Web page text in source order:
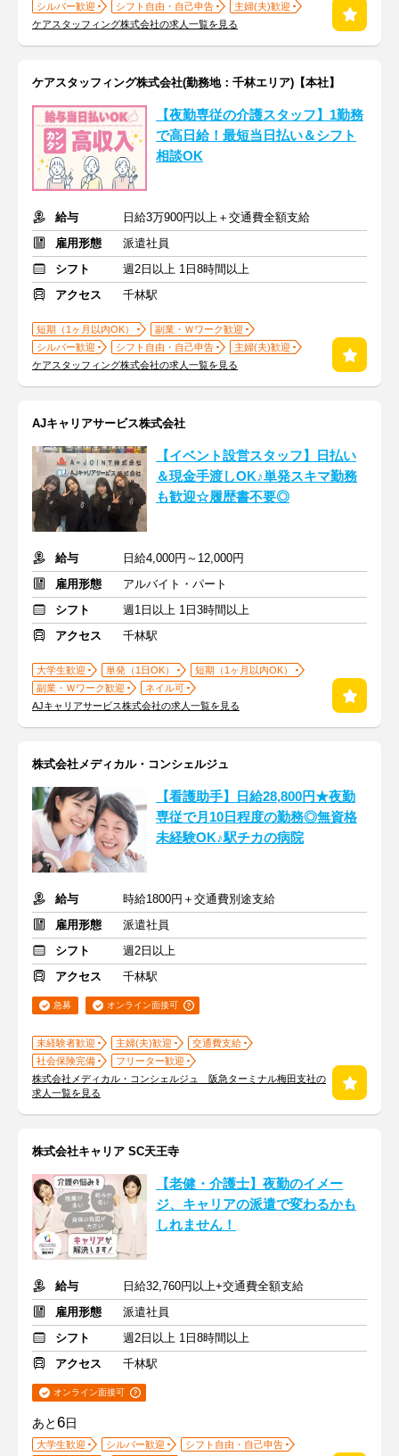
シルバー歓迎 シフト自由・自己申告
主婦(夫)歓迎
ケアスタッフィング株式会社の求人一覧を見る
ケアスタッフィング株式会社(勤務地：千林エリア)【本社】
【夜勤専従の介護スタッフ】1勤務
で高日給！最短当日払い＆シフト
相談OK
給与
日給3万900円以上＋交通費全額支給
雇用形態
派遣社員
シフト
週2日以上 1日8時間以上
アクセス
千林駅
短期（1ヶ月以内OK）
副業・Ｗワーク歓迎
シルバー歓迎
シフト自由・自己申告
主婦(夫)歓迎
ケアスタッフィング株式会社の求人一覧を見る
AJキャリアサービス株式会社
【イベント設営スタッフ】日払い
＆現金手渡しOK♪単発スキマ勤務
も歓迎☆履歴書不要◎
給与
日給4,000円～12,000円
雇用形態
アルバイト・パート
シフト
週1日以上 1日3時間以上
アクセス
千林駅
大学生歓迎 単発（1日OK）
短期（1ヶ月以内OK）
副業・Ｗワーク歓迎
ネイル可
AJキャリアサービス株式会社の求人一覧を見る
株式会社メディカル・コンシェルジュ
【看護助手】日給28,800円★夜勤
専従で月10日程度の勤務◎無資格
未経験OK♪駅チカの病院
給与
時給1800円＋交通費別途支給
雇用形態
派遣社員
シフト
週2日以上
アクセス
千林駅
急募 オンライン面接可
未経験者歓迎 主婦(夫)歓迎
交通費支給
社会保険完備
フリーター歓迎
株式会社メディカル・コンシェルジュ 阪急ターミナル梅田支社の
求人一覧を見る
株式会社キャリア SC天王寺
【老健・介護士】夜勤のイメー
ジ、キャリアの派遣で変わるかも
しれません！
給与
日給32,760円以上+交通費全額支給
雇用形態
派遣社員
シフト
週2日以上 1日8時間以上
アクセス
千林駅
オンライン面接可
あと6日
大学生歓迎 シルバー歓迎
シフト自由・自己申告